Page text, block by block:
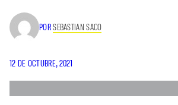
PORSEBASTIAN SACO
12 DE OCTUBRE, 2021